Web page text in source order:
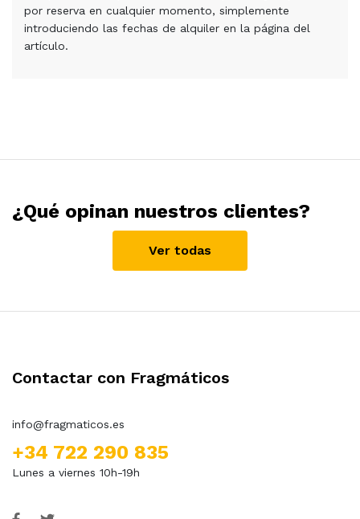
por reserva en cualquier momento, simplemente
introduciendo las fechas de alquiler en la página del
artículo.
¿Qué opinan nuestros clientes?
Ver todas
Contactar con Fragmáticos
info@fragmaticos.es
+34 722 290 835
Lunes a viernes 10h-19h